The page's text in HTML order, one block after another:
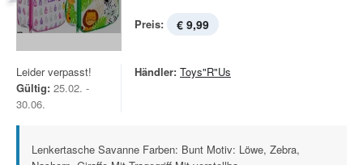
Preis: € 9,99
Leider verpasst!
Gültig: 25.02. -
30.06.
Händler: Toys"R"Us
Lenkertasche Savanne Farben: Bunt Motiv: Löwe, Zebra,